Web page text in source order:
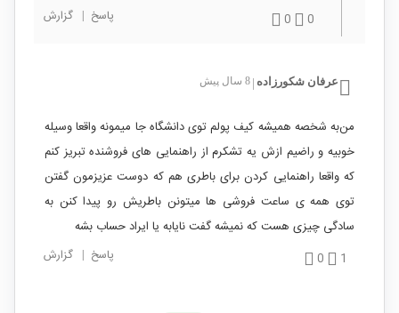
0
0 پاسخ | گزارش
عرفان شکورزاده 8 سال پیش
من‌به شخصه همیشه کیف پولم توی دانشگاه جا میمونه واقعا وسیله
خوبیه و راضیم ازش یه تشکرم از راهنمایی های فروشنده تبریز کنم
که واقعا راهنمایی کردن برای باطری هم که دوست عزیزمون گفتن
توی همه ی ساعت فروشی ها میتونن باطریش رو پیدا کنن به
سادگی چیزی هست که نمیشه گفت نایابه یا ایراد حساب بشه
1
0 پاسخ | گزارش